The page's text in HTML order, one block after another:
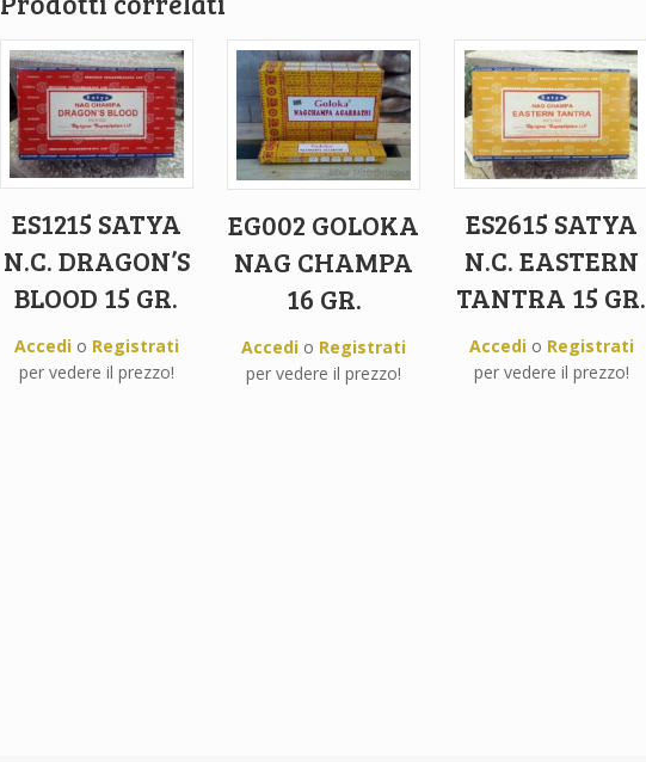
ES1215 SATYA
N.C. DRAGON’S
BLOOD 15 GR.
Accedio Registrati
per vedere il prezzo!
EG002 GOLOKA
NAG CHAMPA
16 GR.
Accedi o Registrati
per vedere il prezzo!
ES2615 SATYA
N.C. EASTERN
TANTRA 15 GR.
Accedio Registrati
per vedere il prezzo!